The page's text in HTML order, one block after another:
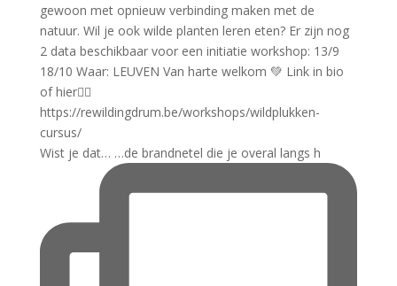
Wist je dat… …de brandnetel die je overal langs h